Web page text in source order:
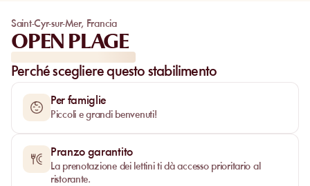
Saint-Cyr-sur-Mer, Francia
OPEN PLAGE
Perché scegliere questo stabilimento
Per famiglie
Piccoli e grandi benvenuti!
Pranzo garantito
La prenotazione dei lettini ti dà accesso prioritario al
ristorante.